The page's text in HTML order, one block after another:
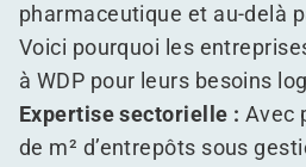
pharmaceutique et au-delà
Voici pourquoi les
à WDP pour leurs besoins
Expertise sectorielle : Avec
de m² d’entrepôts sous